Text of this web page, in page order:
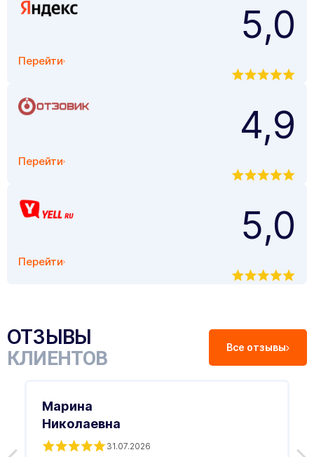
Перейти
5,0
Перейти
4,9
Перейти
5,0
ОТЗЫВЫ
КЛИЕНТОВ Все отзывы
Марина
Николаевна
31.07.2026